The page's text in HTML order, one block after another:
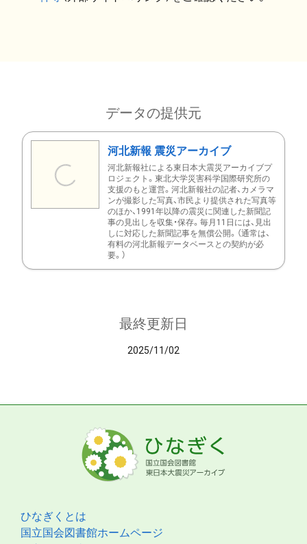
データの提供元
河北新報 震災アーカイブ
河北新報社による東日本大震災アーカイブプ
ロジェクト。東北大学災害科学国際研究所の
支援のもと運営。河北新報社の記者、カメラマ
ンが撮影した写真、市民より提供された写真等
のほか、1991年以降の震災に関連した新聞記
事の見出しを収集・保存。毎月11日には、見出
しに対応した新聞記事を無償公開。（通常は、
有料の河北新報データベースとの契約が必
要。）
最終更新日
2025/11/02
ひなぎくとは
国立国会図書館ホームページ